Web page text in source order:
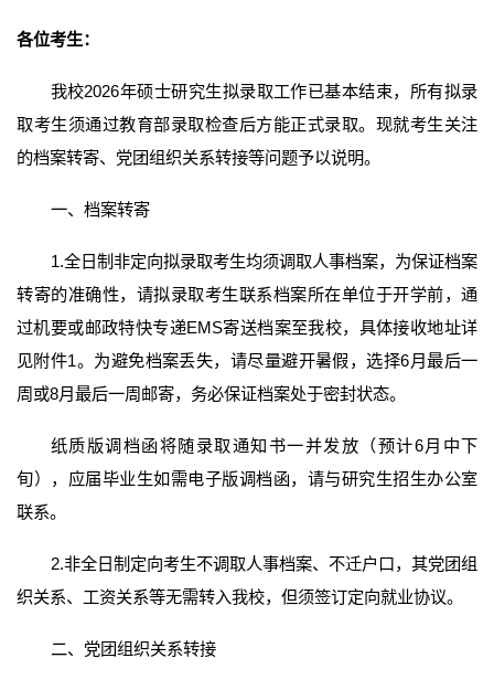
各位考生：
我校2026年硕士研究生拟录取工作已基本结束，所有拟录
取考生须通过教育部录取检查后方能正式录取。现就考生关注
的档案转寄、党团组织关系转接等问题予以说明。
一、档案转寄
1.全日制非定向拟录取考生均须调取人事档案，为保证档案
转寄的准确性，请拟录取考生联系档案所在单位于开学前，通
过机要或邮政特快专递EMS寄送档案至我校，具体接收地址详
见附件1。为避免档案丢失，请尽量避开暑假，选择6月最后一
周或8月最后一周邮寄，务必保证档案处于密封状态。
纸质版调档函将随录取通知书一并发放（预计6月中下
旬），应届毕业生如需电子版调档函，请与研究生招生办公室
联系。
2.非全日制定向考生不调取人事档案、不迁户口，其党团组
织关系、工资关系等无需转入我校，但须签订定向就业协议。
二、党团组织关系转接